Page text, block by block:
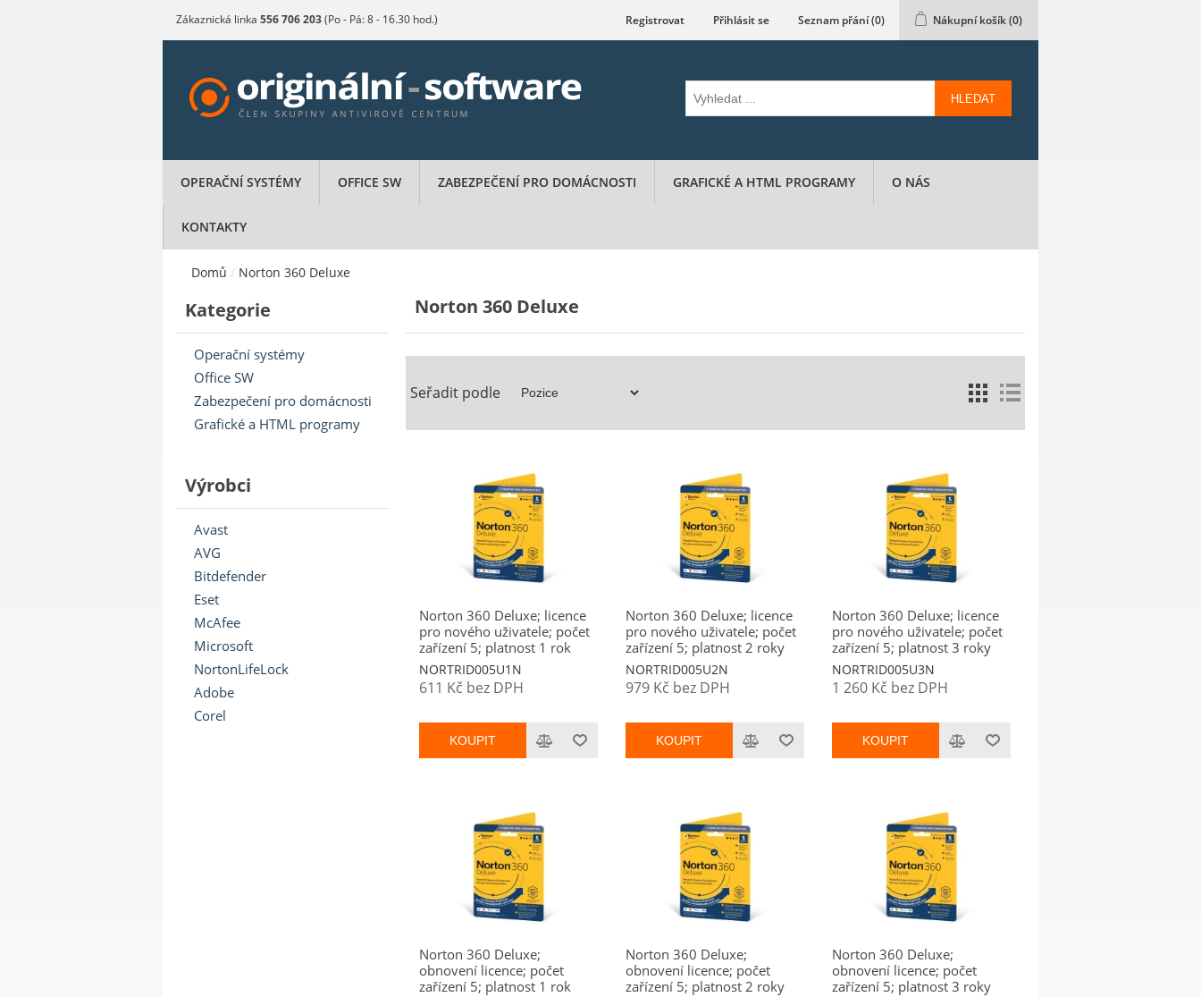
Zákaznická linka 556 706 203(Po - Pá: 8 - 16.30 hod.) Registrovat Přihlásit se Seznam přání(0) Nákupní košík(0)
HLEDAT
OPERAČNÍ SYSTÉMY OFFICE SW ZABEZPEČENÍ PRO DOMÁCNOSTI GRAFICKÉ A HTML PROGRAMY O NÁS
KONTAKTY
Domů / Norton 360 Deluxe
Kategorie
Operační systémy
Office SW
Zabezpečení pro domácnosti
Grafické a HTML programy
Výrobci
Avast
AVG
Bitdefender
Eset
McAfee
Microsoft
NortonLifeLock
Adobe
Corel
Norton 360 Deluxe
Seřadit podle
Norton 360 Deluxe; licence
pro nového uživatele; počet
zařízení 5; platnost 1 rok
NORTRID005U1N
611 Kč bez DPH
KOUPIT
Norton 360 Deluxe; licence
pro nového uživatele; počet
zařízení 5; platnost 2 roky
NORTRID005U2N
979 Kč bez DPH
KOUPIT
Norton 360 Deluxe; licence
pro nového uživatele; počet
zařízení 5; platnost 3 roky
NORTRID005U3N
1 260 Kč bez DPH
KOUPIT
Norton 360 Deluxe;
obnovení licence; počet
zařízení 5; platnost 1 rok
Norton 360 Deluxe;
obnovení licence; počet
zařízení 5; platnost 2 roky
Norton 360 Deluxe;
obnovení licence; počet
zařízení 5; platnost 3 roky